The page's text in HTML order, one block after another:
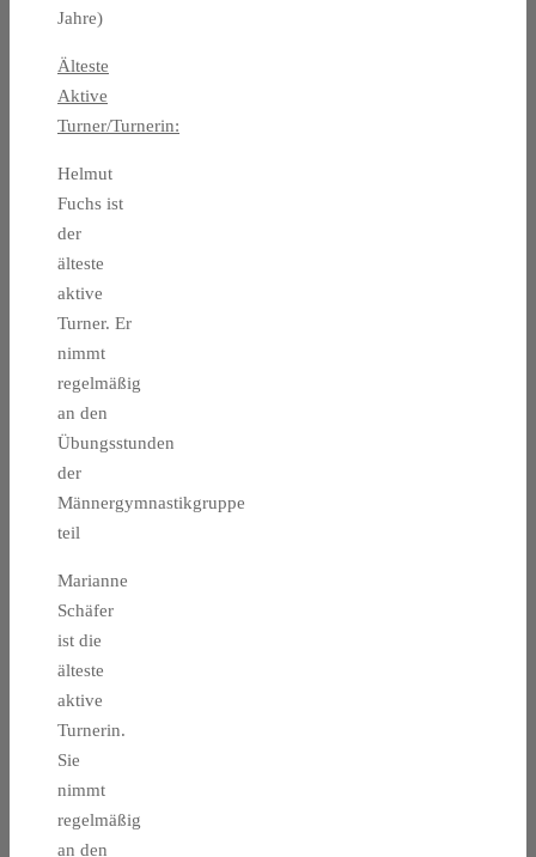
Jahre)
Älteste
Aktive
Turner/Turnerin:
Helmut
Fuchs ist
der
älteste
aktive
Turner. Er
nimmt
regelmäßig
an den
Übungsstunden
der
Männergymnastikgruppe
teil
Marianne
Schäfer
ist die
älteste
aktive
Turnerin.
Sie
nimmt
regelmäßig
an den